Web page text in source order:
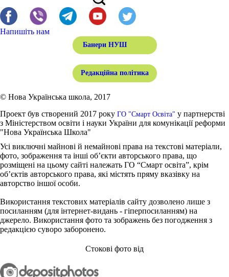
Напишіть нам
Банери НУШ
Редакційна політика
© Нова Українська школа, 2017
Проект був створений 2017 року ГО "Смарт Освіта" у партнерстві
з Міністерством освіти і науки України для комунікації реформи
"Нова Українська Школа"
Усі виключні майнові й немайнові права на текстові матеріали,
фото, зображення та інші об’єкти авторського права, що
розміщені на цьому сайті належать ГО “Смарт освіта”, крім
об’єктів авторського права, які містять пряму вказівку на
авторство іншої особи.
Використання текстових матеріалів сайту дозволено лише з
посиланням (для інтернет-видань - гіперпосиланням) на
джерело. Використання фото та зображень без погодження з
редакцією суворо заборонено.
Стокові фото від